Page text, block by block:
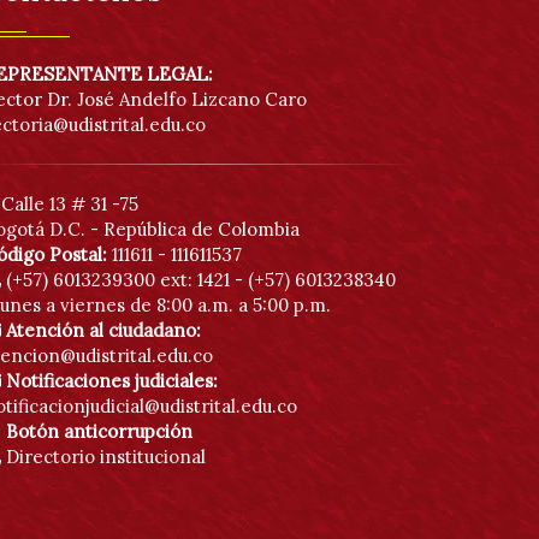
LEGAL:
Dr. José Andelfo Lizcano Caro
13 # 31 -75
D.C. - República de Colombia
Postal: 111611 - 111611537
(+57) 6013239300 ext: 1421 - (+57) 6013238340
a viernes de 8:00 a.m. a 5:00 p.m.
Atención al ciudadano:
Notificaciones judiciales:
Botón anticorrupción
Directorio institucional